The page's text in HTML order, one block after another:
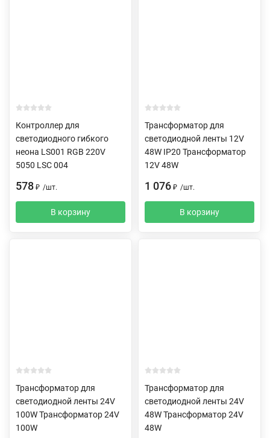
Контроллер для
светодиодного гибкого
неона LS001 RGB 220V
5050 LSC 004
578 ₽ /шт.
В корзину
Трансформатор для
светодиодной ленты 12V
48W IP20 Трансформатор
12V 48W
1 076 ₽ /шт.
В корзину
Трансформатор для
светодиодной ленты 24V
100W Трансформатор 24V
100W
Трансформатор для
светодиодной ленты 24V
48W Трансформатор 24V
48W